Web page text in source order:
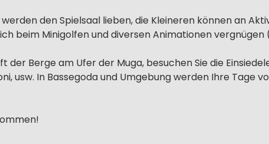
den Spielsaal lieben, die Kleineren können an
beim Minigolfen und diversen Animationen vergnügen
der Berge am Ufer der Muga, besuchen Sie die
usw. In Bassegoda und Umgebung werden Ihre Tage